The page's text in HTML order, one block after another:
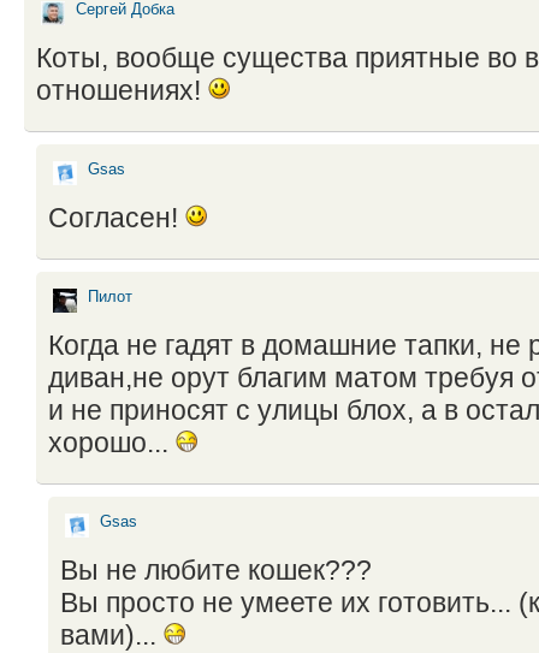
Сергей Добка
Коты, вообще существа приятные во
отношениях!
Gsas
Согласен!
Пилот
Когда не гадят в домашние тапки,
диван,не орут благим матом требуя
и не приносят с улицы блох, а в
хорошо...
Gsas
Вы не любите кошек???
Вы просто не умеете их готовить...
вами)...